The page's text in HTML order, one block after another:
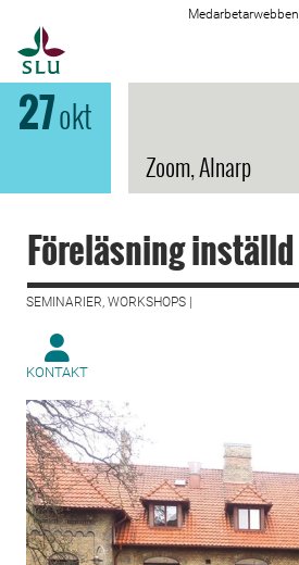
Medarbetarwebben
27okt
Zoom, Alnarp
Föreläsning inställd
SEMINARIER, WORKSHOPS |
KONTAKT